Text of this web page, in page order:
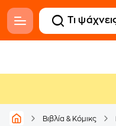
Βιβλία & Κόμικς